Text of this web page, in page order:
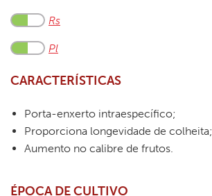
Rs
Pl
CARACTERÍSTICAS
Porta-enxerto intraespecífico;
Proporciona longevidade de colheita;
Aumento no calibre de frutos.
ÉPOCA DE CULTIVO